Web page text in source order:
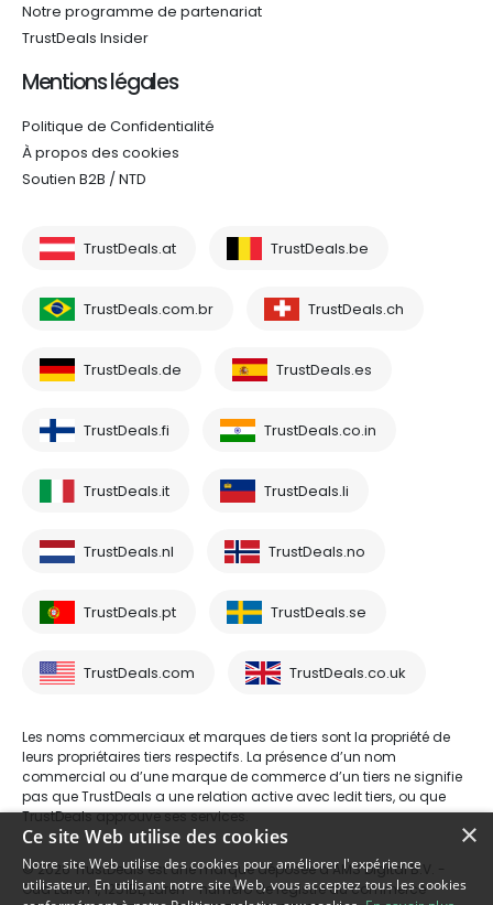
Notre programme de partenariat
TrustDeals Insider
Mentions légales
Politique de Confidentialité
À propos des cookies
Soutien B2B / NTD
TrustDeals.at TrustDeals.be
TrustDeals.com.br TrustDeals.ch
TrustDeals.de TrustDeals.es
TrustDeals.fi TrustDeals.co.in
TrustDeals.it TrustDeals.li
TrustDeals.nl TrustDeals.no
TrustDeals.pt TrustDeals.se
TrustDeals.com TrustDeals.co.uk
Les noms commerciaux et marques de tiers sont la propriété de
leurs propriétaires tiers respectifs. La présence d’un nom
commercial ou d’une marque de commerce d’un tiers ne signifie
pas que TrustDeals a une relation active avec ledit tiers, ou que
TrustDeals approuve ses services.
© 2026 TrustDeals est une marque déposée d’AMS Digital B.V. -
Oud Laren 1, 1251BL, Laren - numéro de registre du commerce
×
Ce site Web utilise des cookies
Notre site Web utilise des cookies pour améliorer l'expérience
utilisateur. En utilisant notre site Web, vous acceptez tous les cookies